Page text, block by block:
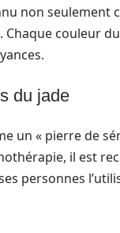
non
Chaque couleur
du jade
un « pierre de
il est
personnes